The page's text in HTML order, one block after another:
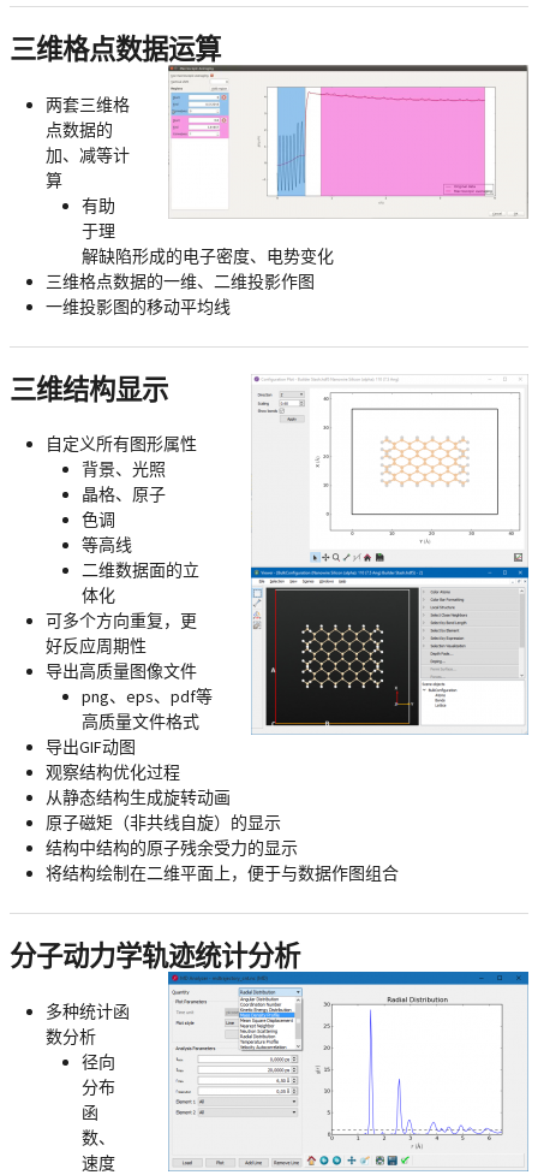
三维格点数据运算
两套三维格
点数据的
加、减等计
算
有助
于理
解缺陷形成的电子密度、电势变化
三维格点数据的一维、二维投影作图
一维投影图的移动平均线
三维结构显示
自定义所有图形属性
背景、光照
晶格、原子
色调
等高线
二维数据面的立
体化
可多个方向重复，更
好反应周期性
导出高质量图像文件
png、eps、pdf等
高质量文件格式
导出GIF动图
观察结构优化过程
从静态结构生成旋转动画
原子磁矩（非共线自旋）的显示
结构中结构的原子残余受力的显示
将结构绘制在二维平面上，便于与数据作图组合
分子动力学轨迹统计分析
多种统计函
数分析
径向
分布
函
数、
速度